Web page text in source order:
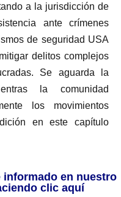
a la jurisdicción de
ante crímenes
de seguridad USA
delitos complejos
Se aguarda la
la comunidad
los movimientos
en este capítulo
informado en nuestro
clic aquí